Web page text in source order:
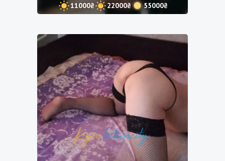
11000₴ 22000₴ 55000₴